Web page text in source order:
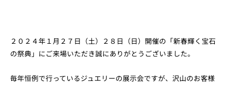
２０２４年１月２７日（土）２８日（日）開催の「新春輝く宝石
の祭典」にご来場いただき誠にありがとうございました。
毎年恒例で行っているジュエリーの展示会ですが、沢山のお客様